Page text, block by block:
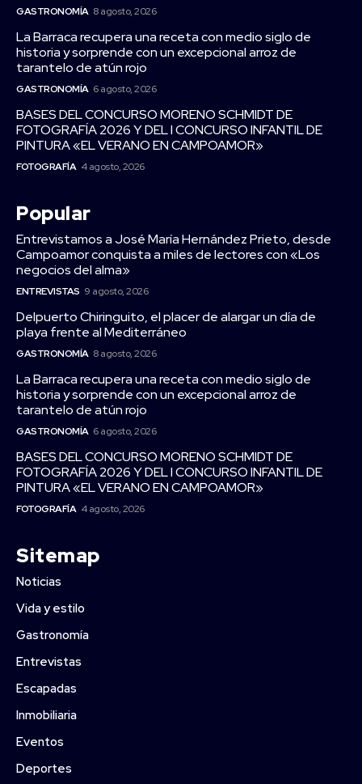
GASTRONOMÍA 8 agosto, 2026
La Barraca recupera una receta con medio siglo de
historia y sorprende con un excepcional arroz de
tarantelo de atún rojo
GASTRONOMÍA 6 agosto, 2026
BASES DEL CONCURSO MORENO SCHMIDT DE
FOTOGRAFÍA 2026 Y DEL I CONCURSO INFANTIL DE
PINTURA «EL VERANO EN CAMPOAMOR»
FOTOGRAFÍA 4 agosto, 2026
Popular
Entrevistamos a José María Hernández Prieto, desde
Campoamor conquista a miles de lectores con «Los
negocios del alma»
ENTREVISTAS 9 agosto, 2026
Delpuerto Chiringuito, el placer de alargar un día de
playa frente al Mediterráneo
GASTRONOMÍA 8 agosto, 2026
La Barraca recupera una receta con medio siglo de
historia y sorprende con un excepcional arroz de
tarantelo de atún rojo
GASTRONOMÍA 6 agosto, 2026
BASES DEL CONCURSO MORENO SCHMIDT DE
FOTOGRAFÍA 2026 Y DEL I CONCURSO INFANTIL DE
PINTURA «EL VERANO EN CAMPOAMOR»
FOTOGRAFÍA 4 agosto, 2026
Sitemap
Noticias
Vida y estilo
Gastronomía
Entrevistas
Escapadas
Inmobiliaria
Eventos
Deportes